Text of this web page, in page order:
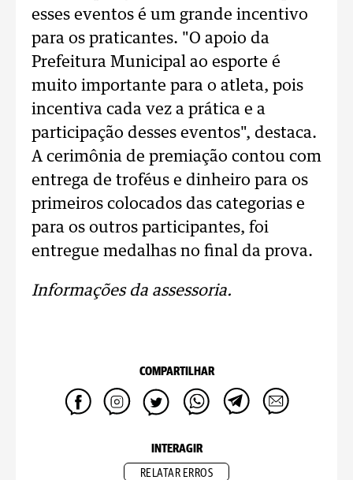
esses eventos é um grande incentivo
para os praticantes. "O apoio da
Prefeitura Municipal ao esporte é
muito importante para o atleta, pois
incentiva cada vez a prática e a
participação desses eventos", destaca.
A cerimônia de premiação contou com
entrega de troféus e dinheiro para os
primeiros colocados das categorias e
para os outros participantes, foi
entregue medalhas no final da prova.
Informações da assessoria.
COMPARTILHAR
INTERAGIR
RELATAR ERROS